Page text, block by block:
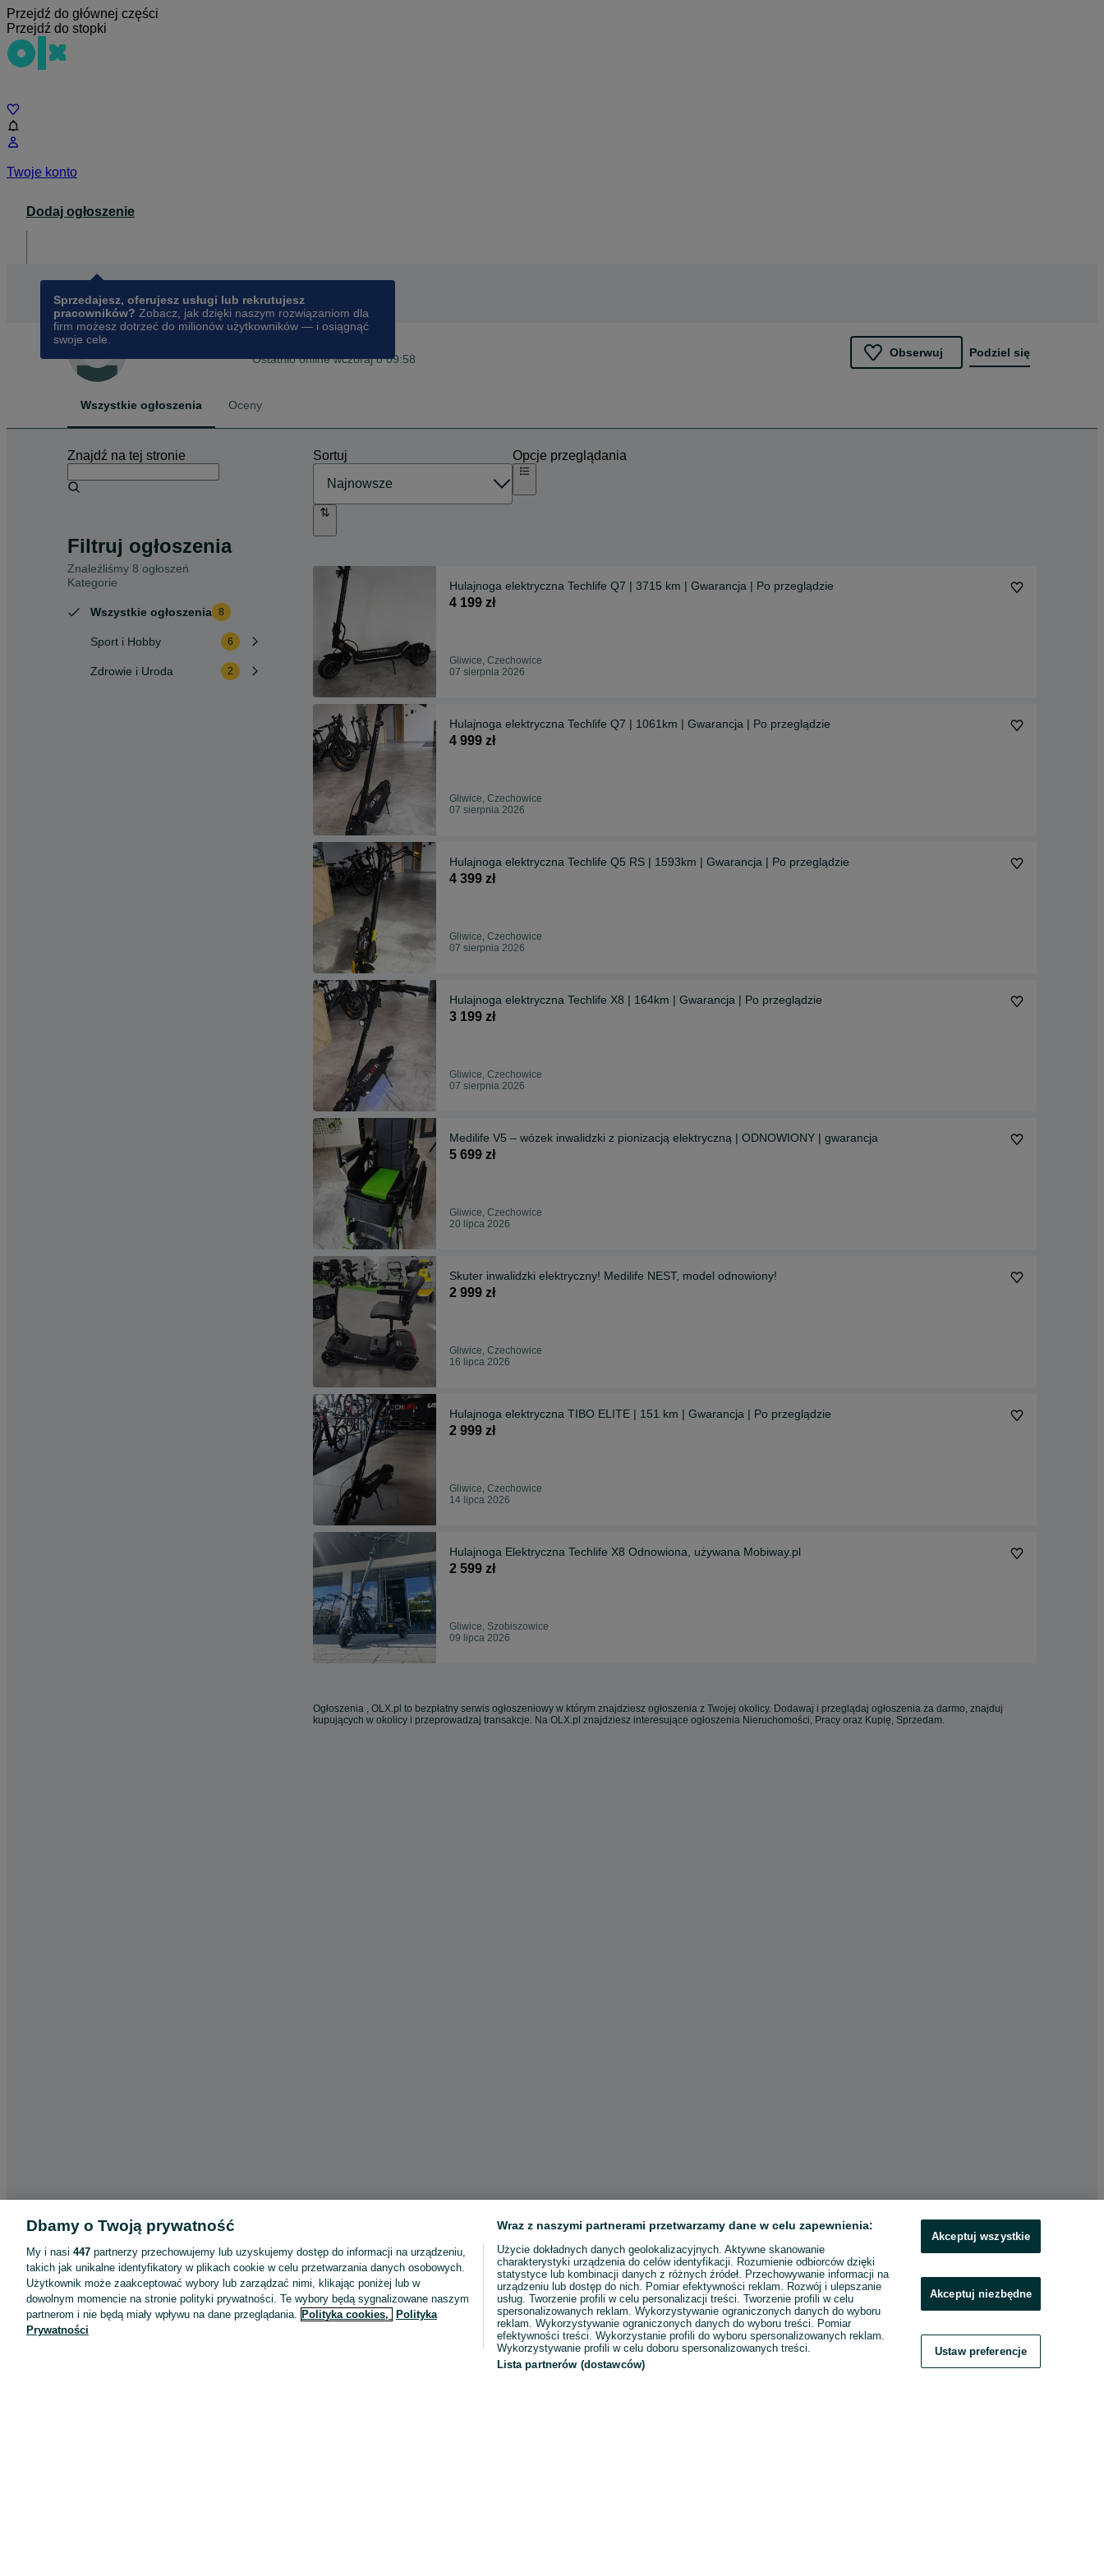
Przejdź do głównej części
Przejdź do stopki
Twoje konto
Dodaj ogłoszenie
Sprzedajesz, oferujesz usługi lub rekrutujesz
pracowników? Zobacz, jak dzięki naszym rozwiązaniom dla
firm możesz dotrzeć do milionów użytkowników — i osiągnąć
swoje cele.
Ostatnio online wczoraj o 09:58
Obserwuj Podziel się
Wszystkie ogłoszenia Oceny
Znajdź na tej stronie
Filtruj ogłoszenia
Znaleźliśmy 8 ogłoszeń
Kategorie
Wszystkie ogłoszenia 8
Sport i Hobby 6
Zdrowie i Uroda 2
Sortuj Opcje przeglądania
Hulajnoga elektryczna Techlife Q7 | 3715 km | Gwarancja | Po przeglądzie
4 199 zł
Gliwice, Czechowice
07 sierpnia 2026
Hulajnoga elektryczna Techlife Q7 | 1061km | Gwarancja | Po przeglądzie
4 999 zł
Gliwice, Czechowice
07 sierpnia 2026
Hulajnoga elektryczna Techlife Q5 RS | 1593km | Gwarancja | Po przeglądzie
4 399 zł
Gliwice, Czechowice
07 sierpnia 2026
Hulajnoga elektryczna Techlife X8 | 164km | Gwarancja | Po przeglądzie
3 199 zł
Gliwice, Czechowice
07 sierpnia 2026
Medilife V5 – wózek inwalidzki z pionizacją elektryczną | ODNOWIONY | gwarancja
5 699 zł
Gliwice, Czechowice
20 lipca 2026
Skuter inwalidzki elektryczny! Medilife NEST, model odnowiony!
2 999 zł
Gliwice, Czechowice
16 lipca 2026
Hulajnoga elektryczna TIBO ELITE | 151 km | Gwarancja | Po przeglądzie
2 999 zł
Gliwice, Czechowice
14 lipca 2026
Hulajnoga Elektryczna Techlife X8 Odnowiona, używana Mobiway.pl
2 599 zł
Gliwice, Szobiszowice
09 lipca 2026
Ogłoszenia , OLX.pl to bezpłatny serwis ogłoszeniowy w którym znajdziesz ogłoszenia z Twojej okolicy. Dodawaj i przeglądaj ogłoszenia za darmo, znajduj
kupujących w okolicy i przeprowadzaj transakcje. Na OLX.pl znajdziesz interesujące ogłoszenia Nieruchomości, Pracy oraz Kupię, Sprzedam.
Aplikacje mobilne OLX.pl
Pomoc
Wyróżnione ogłoszenia
Oferta dla firm
Dbamy o Twoją prywatność
My i nasi 447 partnerzy przechowujemy lub uzyskujemy dostęp do informacji na urządzeniu,
takich jak unikalne identyfikatory w plikach cookie w celu przetwarzania danych osobowych.
Użytkownik może zaakceptować wybory lub zarządzać nimi, klikając poniżej lub w
dowolnym momencie na stronie polityki prywatności. Te wybory będą sygnalizowane naszym
partnerom i nie będą miały wpływu na dane przeglądania. Polityka cookies,
Polityka
Prywatności
Wraz z naszymi partnerami przetwarzamy dane w celu zapewnienia:
Użycie dokładnych danych geolokalizacyjnych. Aktywne skanowanie
charakterystyki urządzenia do celów identyfikacji. Rozumienie odbiorców dzięki
statystyce lub kombinacji danych z różnych źródeł. Przechowywanie informacji na
urządzeniu lub dostęp do nich. Pomiar efektywności reklam. Rozwój i ulepszanie
usług. Tworzenie profili w celu personalizacji treści. Tworzenie profili w celu
spersonalizowanych reklam. Wykorzystywanie ograniczonych danych do wyboru
reklam. Wykorzystywanie ograniczonych danych do wyboru treści. Pomiar
efektywności treści. Wykorzystanie profili do wyboru spersonalizowanych reklam.
Wykorzystywanie profili w celu doboru spersonalizowanych treści.
Lista partnerów (dostawców)
Akceptuj wszystkie
Akceptuj niezbędne
Ustaw preferencje